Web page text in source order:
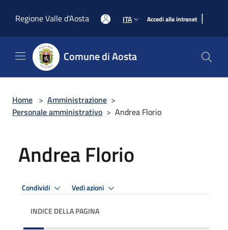
Regione Valle d'Aosta
ITA Accedi alla intranet |
Comune di Aosta
Home > Amministrazione >
Personale amministrativo > Andrea Florio
Andrea Florio
Condividi Vedi azioni
INDICE DELLA PAGINA